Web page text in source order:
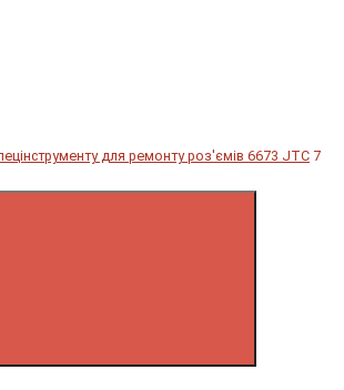
для ремонту роз'ємів 6673 JTC 7